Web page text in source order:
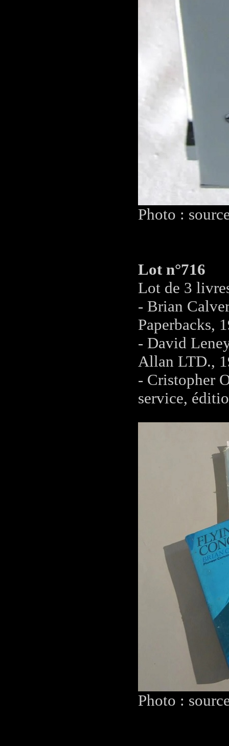
Photo :
Lot n°716
Lot de 3
- Brian
Paperbacks,
- David
Allan LTD.,
- Cristopher
service,
Photo :